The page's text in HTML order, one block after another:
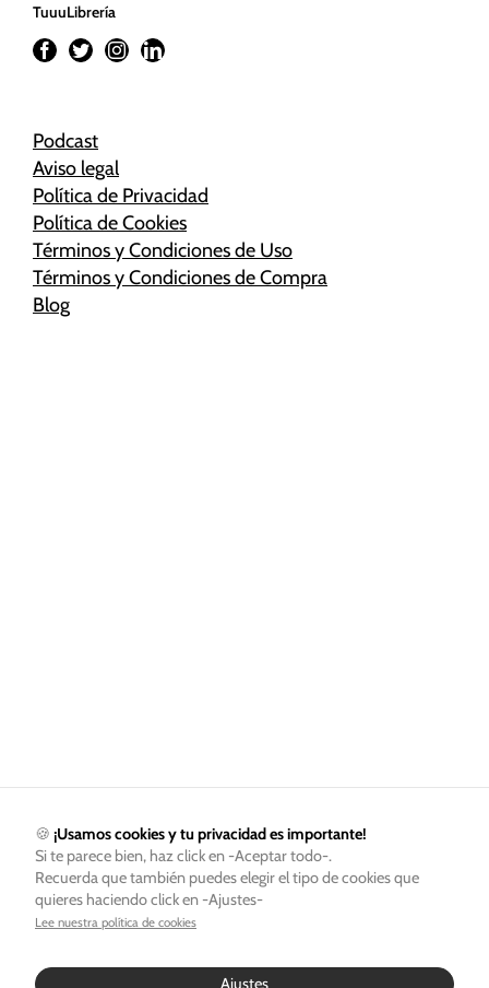
TuuuLibrería
Podcast
Aviso legal
Política de Privacidad
Política de Cookies
Términos y Condiciones de Uso
Términos y Condiciones de Compra
Blog
🍪 ¡Usamos cookies y tu privacidad es importante!
Si te parece bien, haz click en -Aceptar todo-.
Recuerda que también puedes elegir el tipo de cookies que
quieres haciendo click en -Ajustes-
Lee nuestra política de cookies
Ajustes